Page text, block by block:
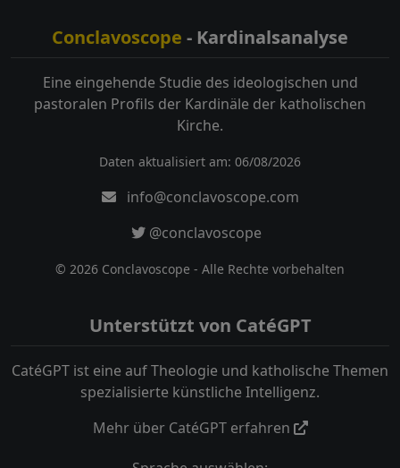
Conclavoscope - Kardinalsanalyse
Eine eingehende Studie des ideologischen und
pastoralen Profils der Kardinäle der katholischen
Kirche.
Daten aktualisiert am: 06/08/2026
info@conclavoscope.com
@conclavoscope
© 2026 Conclavoscope - Alle Rechte vorbehalten
Unterstützt von CatéGPT
CatéGPT ist eine auf Theologie und katholische Themen
spezialisierte künstliche Intelligenz.
Mehr über CatéGPT erfahren